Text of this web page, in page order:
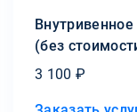
(без
3 100 ₽